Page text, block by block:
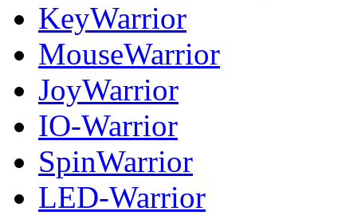
KeyWarrior
MouseWarrior
JoyWarrior
IO-Warrior
SpinWarrior
LED-Warrior